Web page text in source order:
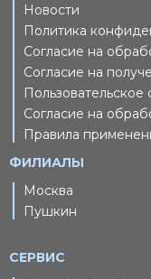
Новости
Политика
Согласие на
Согласие на
Пользовательское
Согласие на
Правила
ФИЛИАЛЫ
Москва
Пушкин
СЕРВИС